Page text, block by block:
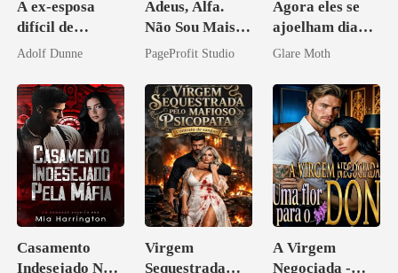
A ex-esposa
difícil de
reconquistar
Adolf Dunne
Adeus, Alfa.
Não Sou Mais
Sua Bolsa de
PageProfit Studio
Agora eles se
ajoelham diante
de mim
Glare Moth
Casamento
Indesejado Na
Virgem
Sequestrada
A Virgem
Negociada -